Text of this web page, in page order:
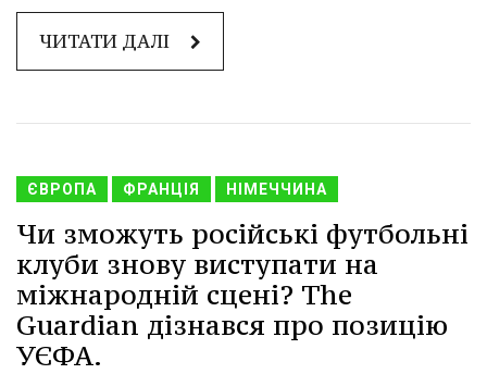
ЧИТАТИ ДАЛІ
ЄВРОПА ФРАНЦІЯ НІМЕЧЧИНА
Чи зможуть російські футбольні
клуби знову виступати на
міжнародній сцені? The
Guardian дізнався про позицію
УЄФА.